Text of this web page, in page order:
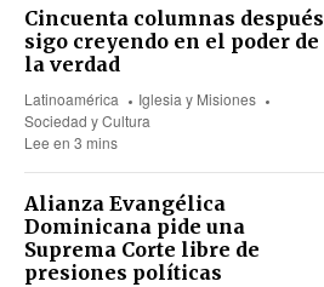
Cincuenta columnas después
sigo creyendo en el poder de
la verdad
Latinoamérica
Iglesia y Misiones
Sociedad y Cultura
Lee en 3 mins
Alianza Evangélica
Dominicana pide una
Suprema Corte libre de
presiones políticas